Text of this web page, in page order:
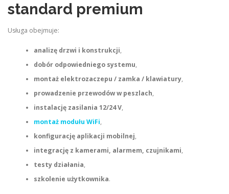
standard premium
Usługa obejmuje:
analizę drzwi i konstrukcji,
dobór odpowiedniego systemu,
montaż elektrozaczepu / zamka / klawiatury,
prowadzenie przewodów w peszlach,
instalację zasilania 12/24 V,
montaż modułu WiFi,
konfigurację aplikacji mobilnej,
integrację z kamerami, alarmem, czujnikami,
testy działania,
szkolenie użytkownika.